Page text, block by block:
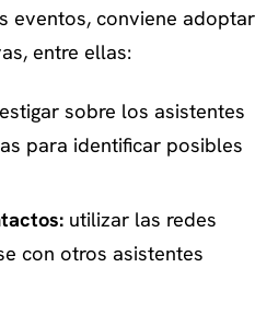
eventos, conviene adoptar
entre ellas:
sobre los asistentes
para identificar posibles
utilizar las redes
con otros asistentes